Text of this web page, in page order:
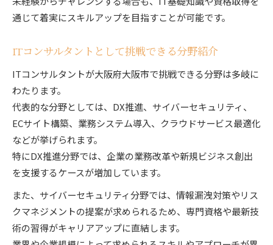
通じて着実にスキルアップを目指すことが可能です。
ITコンサルタントとして挑戦できる分野紹介
ITコンサルタントが大阪府大阪市で挑戦できる分野は多岐に
わたります。
代表的な分野としては、DX推進、サイバーセキュリティ、
ECサイト構築、業務システム導入、クラウドサービス最適化
などが挙げられます。
特にDX推進分野では、企業の業務改革や新規ビジネス創出
を支援するケースが増加しています。
また、サイバーセキュリティ分野では、情報漏洩対策やリス
クマネジメントの提案が求められるため、専門資格や最新技
術の習得がキャリアアップに直結します。